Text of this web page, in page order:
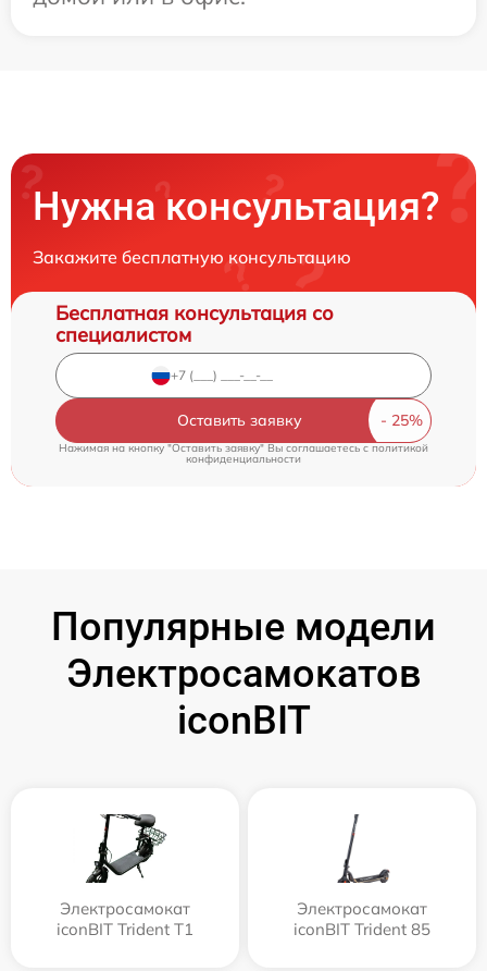
Нужна консультация?
Закажите бесплатную консультацию
Бесплатная консультация со
специалистом
Оставить заявку
Нажимая на кнопку "Оставить заявку" Вы соглашаетесь cполитикой
конфиденциальности
Популярные модели
Электросамокатов
iconBIT
Электросамокат
iconBIT Trident T1
Электросамокат
iconBIT Trident 85